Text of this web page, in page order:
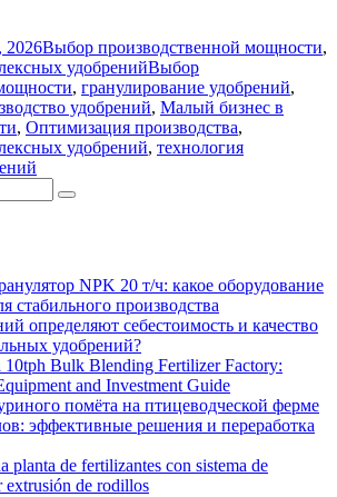
2026Выбор производственной мощности,
удобренийTags
Выбор
, гранулирование удобрений,
удобрений, Малый бизнес в
, Оптимизация производства,
удобрений, технология
Search
NPK 20 т/ч: какое оборудование
стабильного производства
определяют себестоимость и качество
удобрений?
Bulk Blending Fertilizer Factory:
and Investment Guide
помёта на птицеводческой ферме
эффективные решения и переработка
planta de fertilizantes con sistema de
extrusión de rodillos